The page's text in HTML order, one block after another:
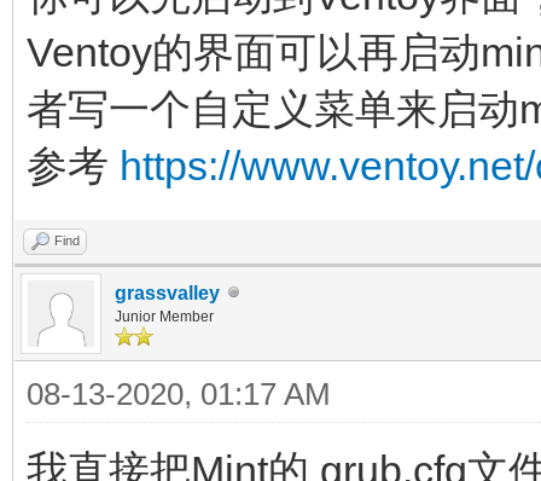
Ventoy的界面可以再启动
者写一个自定义菜单来启动
参考 https://
Find
grassvalley
Junior Member
08-13-2020, 01:17 AM
我直接把Mint的 grub.cfg文